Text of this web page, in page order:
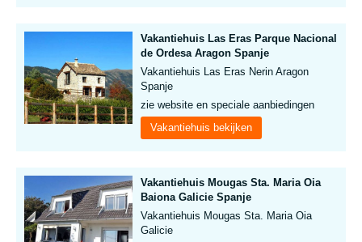
Vakantiehuis Las Eras Parque Nacional
de Ordesa Aragon Spanje
Vakantiehuis Las Eras Nerin Aragon
Spanje
zie website en speciale aanbiedingen
Vakantiehuis bekijken
Vakantiehuis Mougas Sta. Maria Oia
Baiona Galicie Spanje
Vakantiehuis Mougas Sta. Maria Oia
Galicie